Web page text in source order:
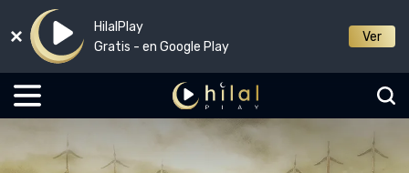
HilalPlay
Gratis - en Google Play
Ver